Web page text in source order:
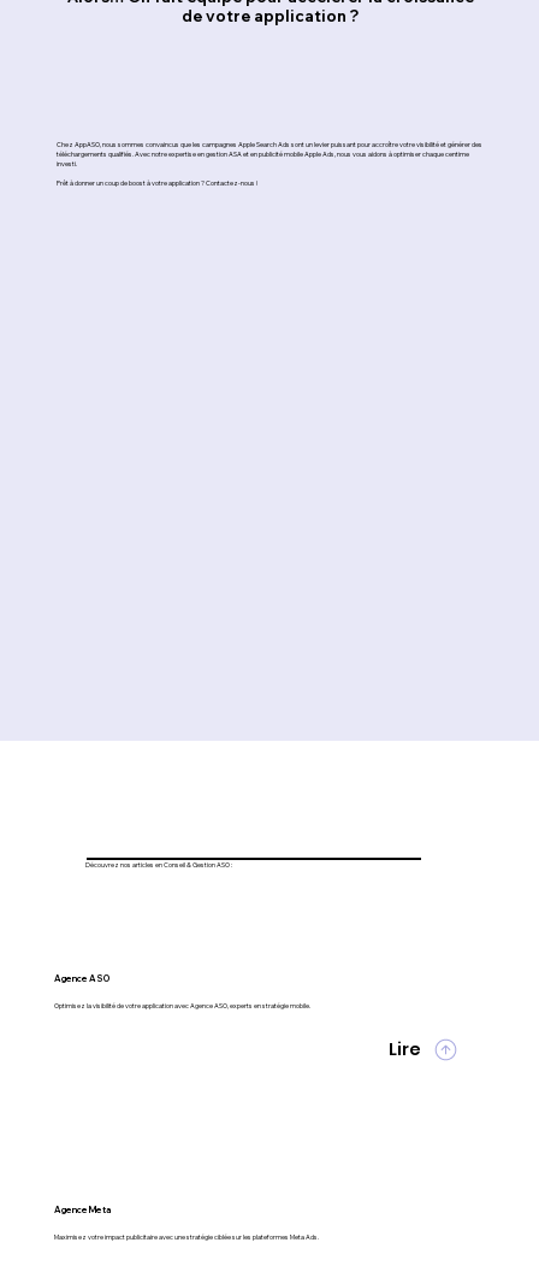
de votre application ?
Chez AppASO, nous sommes convaincus que les campagnes Apple Search Ads sont un levier puissant pour accroître votre visibilité et générer des
téléchargements qualifiés. Avec notre expertise en gestion ASA et en publicité mobile Apple Ads, nous vous aidons à optimiser chaque centime
investi.
Prêt à donner un coup de boost à votre application ? Contactez-nous !
Découvrez nos articles en Conseil & Gestion ASO :
Agence ASO
Optimisez la visibilité de votre application avec Agence ASO, experts en stratégie mobile.
Lire
Agence Meta
Maximisez votre impact publicitaire avec une stratégie ciblée sur les plateformes Meta Ads.